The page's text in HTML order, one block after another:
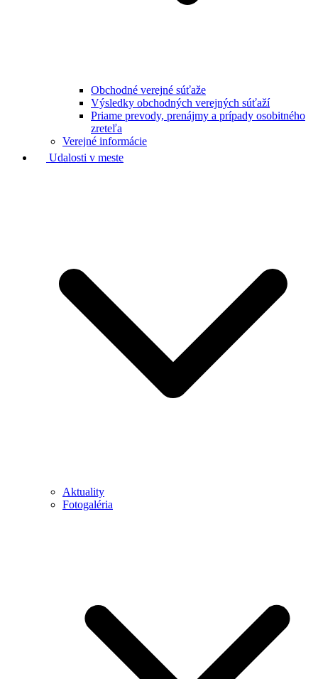
Obchodné verejné súťaže
Výsledky obchodných verejných súťaží
Priame prevody, prenájmy a prípady osobitného
zreteľa
Verejné informácie
Udalosti v meste
Aktuality
Fotogaléria